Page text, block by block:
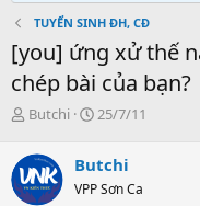
TUYỂN SINH ĐH, CĐ
[you] ứng xử thế
chép bài của bạn?
T
r
e
a
Butchi
N
y
g
25/7/11
Butchi
VPP Sơn Ca